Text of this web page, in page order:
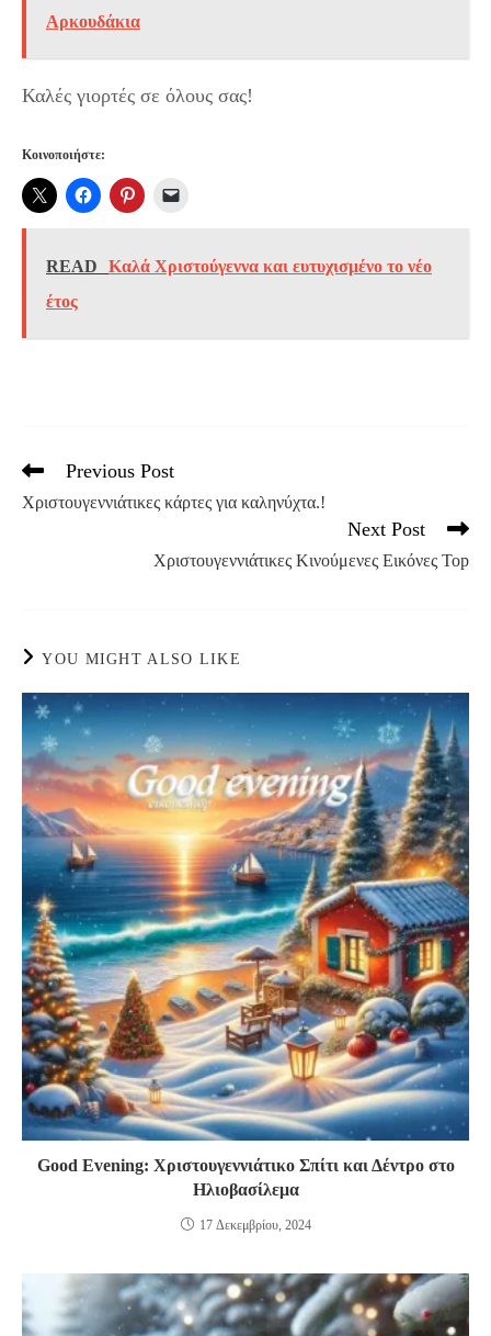
Αρκουδάκια
Καλές γιορτές σε όλους σας!
Κοινοποιήστε:
READ
Καλά Χριστούγεννα και ευτυχισμένο το νέο
έτος
Read
articles
Previous Post
Χριστουγεννιάτικες κάρτες για καληνύχτα.!
Next Post
Χριστουγεννιάτικες Κινούμενες Εικόνες Top
YOU MIGHT ALSO LIKE
Good Evening: Χριστουγεννιάτικο Σπίτι και Δέντρο στο
Ηλιοβασίλεμα
17 Δεκεμβρίου, 2024